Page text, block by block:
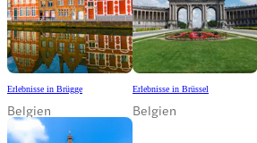
Erlebnisse in Brügge
Belgien
Erlebnisse in Brüssel
Belgien